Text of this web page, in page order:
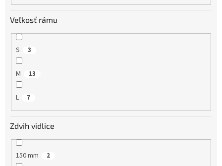
Veľkosť rámu
S 3
M 13
L 7
Zdvih vidlice
150 mm 2